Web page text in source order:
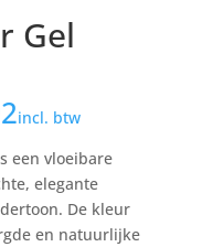
Gel
incl. btw
een vloeibare
elegante
De kleur
en natuurlijke